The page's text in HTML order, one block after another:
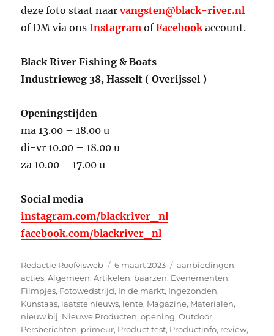
deze foto staat naarvangsten@black-river.nl
of DM via onsInstagram ofFacebook account.
Black River Fishing & Boats
Industrieweg 38, Hasselt ( Overijssel )
Openingstijden
ma 13.00 – 18.00 u
di-vr 10.00 – 18.00 u
za 10.00 – 17.00 u
Social media
instagram.com/blackriver_nl
facebook.com/blackriver_nl
Auteur
Redactie Roofvisweb
Geplaatst
op
6 maart 2023 Categorieën
aanbiedingen,
acties,Algemeen,Artikelen, baarzen, Evenementen,
Filmpjes, Fotowedstrijd, In de markt, Ingezonden,
Kunstaas, laatste nieuws, lente, Magazine, Materialen,
nieuw bij, Nieuwe Producten,opening,Outdoor,
Persberichten, primeur, Product test, Productinfo, review,